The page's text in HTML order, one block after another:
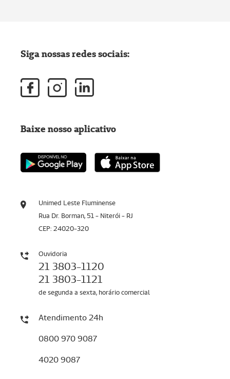
Unimed Leste Fluminense
Rua Dr. Borman, 51 - Niterói - RJ
CEP: 24020-320
Ouvidoria
21 3803-1120
21 3803-1121
de segunda a sexta, horário comercial
Atendimento 24h
0800 970 9087
4020 9087
Siga nossas redes sociais:
Baixe nosso aplicativo